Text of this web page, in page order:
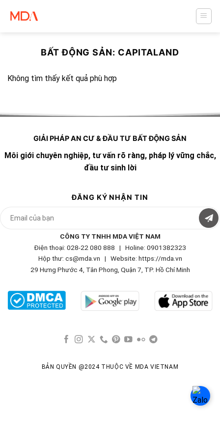
BẤT ĐỘNG SẢN: CAPITALAND
Không tìm thấy kết quả phù hợp
GIẢI PHÁP AN CƯ & ĐẦU TƯ BẤT ĐỘNG SẢN
Môi giới chuyên nghiệp, tư vấn rõ ràng, pháp lý vững chắc,
đầu tư sinh lời
ĐĂNG KÝ NHẬN TIN
CÔNG TY TNHH MDA VIỆT NAM
Điện thoại: 028-22 080 888 | Holine: 0901382323
Hộp thư: cs@mda.vn | Website: https://mda.vn
29 Hưng Phước 4, Tân Phong, Quận 7, TP. Hồ Chí Minh
BẢN QUYỀN @2024 THUỘC VỀ MDA VIETNAM